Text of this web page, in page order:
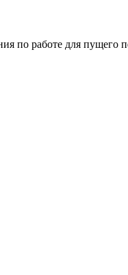
по работе для пущего